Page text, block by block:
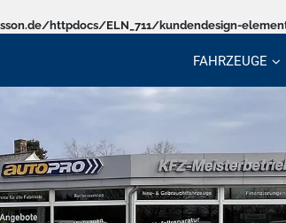
httpdocs/ELN_711/kundendesign-
FAHRZEUGE